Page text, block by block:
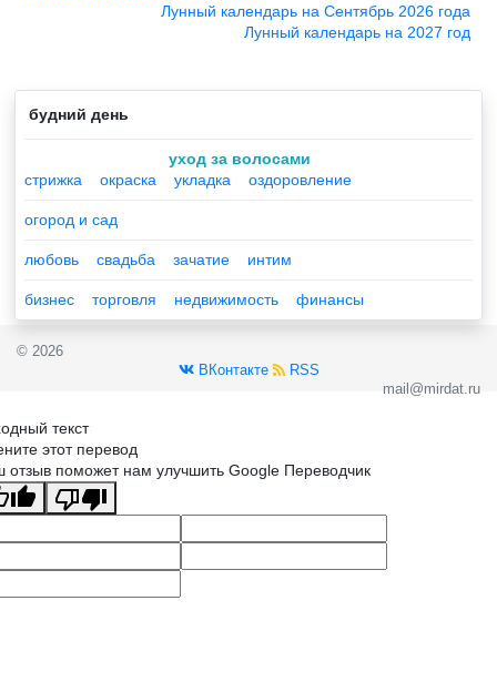
Лунный календарь на Сентябрь 2026 года
Лунный календарь на 2027 год
будний день
уход за волосами
стрижка
окраска укладка оздоровление
огород и сад
любовь свадьба зачатие интим
бизнес торговля недвижимость финансы
© 2026
ВКонтакте
RSS
mail@mirdat.ru
текст
этот перевод
отзыв поможет нам улучшить Google Переводчик